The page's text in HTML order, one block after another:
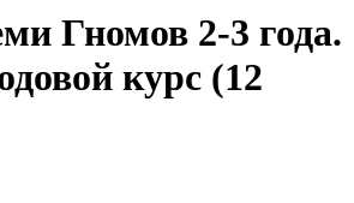
Гномов 2-3 года.
курс (12